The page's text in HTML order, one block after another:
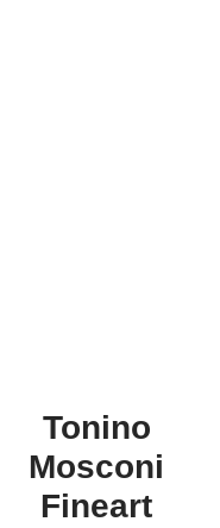
Tonino
Mosconi
Fineart